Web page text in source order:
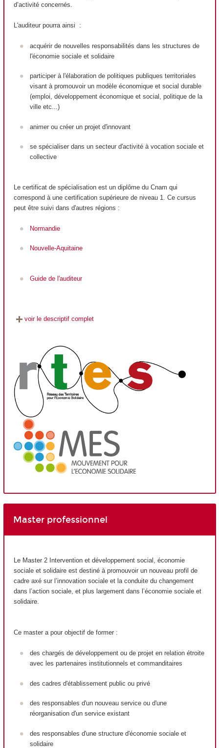
d’activité concernés.
L'auditeur pourra ainsi :
acquérir de nouvelles responsabilités dans les structures de
l'économie sociale et solidaire
participer à l'élaboration de politiques publiques territoriales
visant à promouvoir un modèle économique et social durable
(emploi, développement économique et social, politique de la
ville etc...)
animer ou créer un projet d'innovant
se spécialiser dans un secteur d'activité à vocation sociale et
collective
Le certificat de spécialisation est un diplôme du Cnam qui
correspond à une certification supérieure de niveau 1. Ce cursus
peut être suivi dans d'autres régions :
Normandie
Nouvelle-Aquitaine
Guide de l'auditeur
voir le descriptif complet
Master professionnel
Le Master 2 Intervention et développement social, économie
sociale et solidaire est destiné à promouvoir un nouveau profil de
cadre axé sur l’innovation sociale et la conduite du changement
dans l’action sociale, et plus largement dans l’économie sociale et
solidaire.
Ce master a pour objectif de former :
des chargés de développement ou de projet en relation étroite
avec les partenaires institutionnels et commanditaires
des cadres d'établissement public ou privé
des responsables d'un nouveau service ou d'une
réorganisation d'un service existant
des responsables d'une structure d'économie sociale et
solidaire